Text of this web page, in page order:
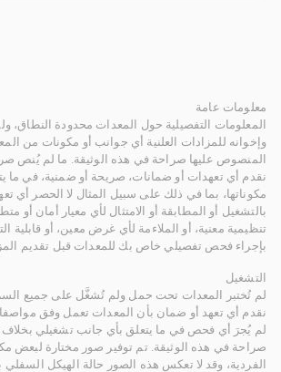
معلومات عامة
المعلومات التفصيلية حول المعدات محدودة
وإخوانه للمزادات العلنية أي جوانب أو مكونات من
المنصوص عليها صراحة في هذه الوثيقة. ما لم يُنص
نقدم أي تعهدات أو ضمانات، صريحة أو ضمنية، في ما
مكوناتها، بما في ذلك على سبيل المثال لا الحصر أي
بالتشغيل أو المطابقة أو الامتثال لأي معيار أمان أو
تنظيمية معنية، أو الملاءمة لأي غرض معين، أو
بإجراء فحص تفصيلي خاص بك للمعدات قبل تقديم
التشغيل
لم تُختبر المعدات تحت حمل ولم تُشغَّل على جميع
نقدم أي تعهد أو ضمان بأن المعدات تعمل وفق
لم يُجرَ أي فحص في ما يتعلق بأي جانب تشغيلي بخلاف
صراحة في هذه الوثيقة. تم توفير صور مختارة لبعض
الفردية، وقد لا تعكس هذه الصور حالة الهيكل السفلي